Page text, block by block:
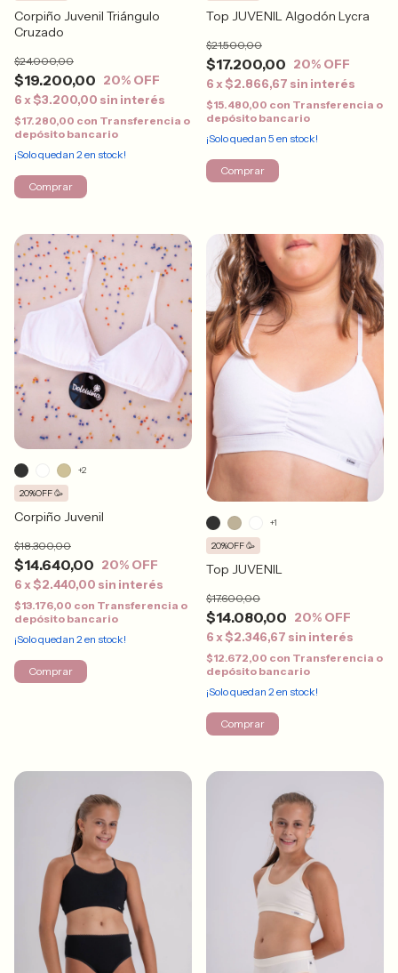
Corpiño Juvenil Triángulo
Cruzado
$19.200,00
$24.000,00
20% OFF
6 x$3.200,00 sin interés
$17.280,00 con Transferencia o
depósito bancario
¡Solo quedan 2en stock!
Comprar
Top JUVENIL Algodón Lycra
$17.200,00
$21.500,00
20% OFF
6 x$2.866,67 sin interés
$15.480,00 con Transferencia o
depósito bancario
¡Solo quedan 5 en stock!
Comprar
Corpiño Juvenil
$14.640,00
$18.300,00
20% OFF
6 x$2.440,00 sin interés
20%OFF 🥳
$13.176,00 con Transferencia o
depósito bancario
¡Solo quedan 2 en stock!
+2
Comprar
Top JUVENIL
$14.080,00
$17.600,00
20% OFF
6 x$2.346,67 sin interés
20%OFF 🥳
$12.672,00 con Transferencia o
depósito bancario
¡Solo quedan 2 en stock!
+1
Comprar